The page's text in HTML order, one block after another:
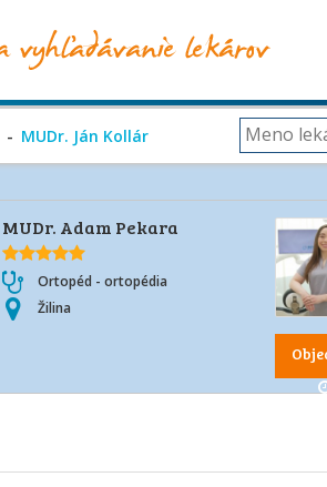
MUDr. Ján Kollár
MUDr. Adam Pekara
Ortopéd - ortopédia
Žilina